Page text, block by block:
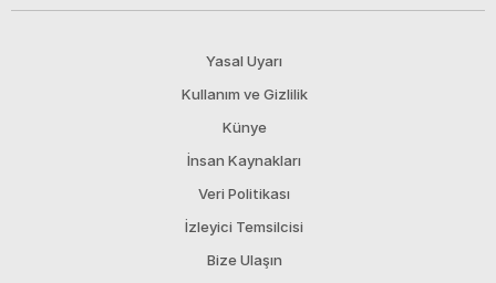
Yasal Uyarı
Kullanım ve Gizlilik
Künye
İnsan Kaynakları
Veri Politikası
İzleyici Temsilcisi
Bize Ulaşın